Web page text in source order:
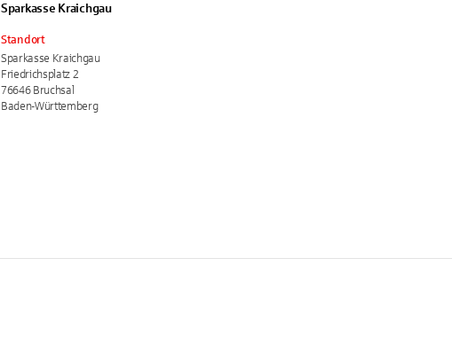
Sparkasse Kraichgau
Standort
Sparkasse Kraichgau
Friedrichsplatz 2
76646 Bruchsal
Baden-Württemberg